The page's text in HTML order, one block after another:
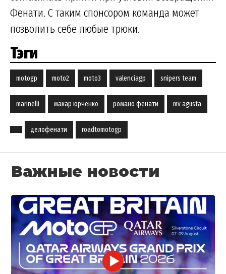
Фенати. С таким спонсором команда может
позволить себе любые трюки.
Тэги
motogp moto2 moto3 valenciagp snipers team
marinelli макар юрченко романо фенати mv agusta
делофенати roadtomotogp
Важные новости